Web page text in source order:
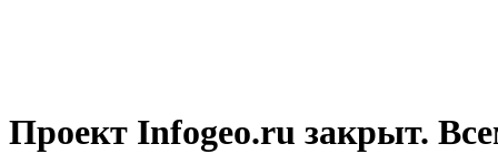
Проект Infogeo.ru закрыт.